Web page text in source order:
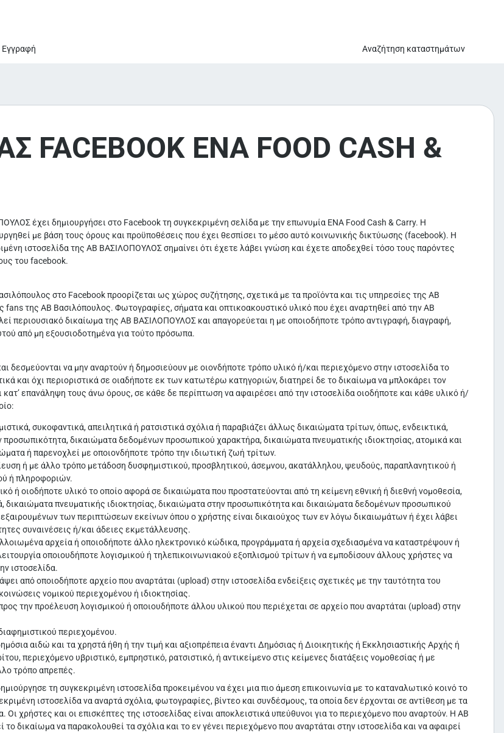
Εγγραφή Αναζήτηση καταστημάτων
FACEBOOK ENA FOOD CASH &
έχει δημιουργήσει στο Facebook τη συγκεκριμένη σελίδα με την επωνυμία ENA Food Cash & Carry. Η
με βάση τους όρους και προϋποθέσεις που έχει θεσπίσει το μέσο αυτό κοινωνικής δικτύωσης (facebook). Η
ιστοσελίδα της ΑΒ ΒΑΣΙΛΟΠΟΥΛΟΣ σημαίνει ότι έχετε λάβει γνώση και έχετε αποδεχθεί τόσο τους παρόντες
του facebook.
στο Facebook προορίζεται ως χώρος συζήτησης, σχετικά με τα προϊόντα και τις υπηρεσίες της ΑΒ
fans της ΑΒ Βασιλόπουλος. Φωτογραφίες, σήματα και οπτικοακουστικό υλικό που έχει αναρτηθεί από την ΑΒ
περιουσιακό δικαίωμα της ΑΒ ΒΑΣΙΛΟΠΟΥΛΟΣ και απαγορεύεται η με οποιοδήποτε τρόπο αντιγραφή, διαγραφή,
από μη εξουσιοδοτημένα για τούτο πρόσωπα.
δεσμεύονται να μην αναρτούν ή δημοσιεύουν με οιονδήποτε τρόπο υλικό ή/και περιεχόμενο στην ιστοσελίδα το
και όχι περιοριστικά σε οιαδήποτε εκ των κατωτέρω κατηγοριών, διατηρεί δε το δικαίωμα να μπλοκάρει τον
κατ’ επανάληψη τους άνω όρους, σε κάθε δε περίπτωση να αφαιρέσει από την ιστοσελίδα οιοδήποτε και κάθε υλικό ή/
συκοφαντικά, απειλητικά ή ρατσιστικά σχόλια ή παραβιάζει άλλως δικαιώματα τρίτων, όπως, ενδεικτικά,
προσωπικότητα, δικαιώματα δεδομένων προσωπικού χαρακτήρα, δικαιώματα πνευματικής ιδιοκτησίας, ατομικά και
ή παρενοχλεί με οποιονδήποτε τρόπο την ιδιωτική ζωή τρίτων.
ή με άλλο τρόπο μετάδοση δυσφημιστικού, προσβλητικού, άσεμνου, ακατάλληλου, ψευδούς, παραπλανητικού ή
ή πληροφοριών.
ή οιοδήποτε υλικό το οποίο αφορά σε δικαιώματα που προστατεύονται από τη κείμενη εθνική ή διεθνή νομοθεσία,
δικαιώματα πνευματικής ιδιοκτησίας, δικαιώματα στην προσωπικότητα και δικαιώματα δεδομένων προσωπικού
των περιπτώσεων εκείνων όπου ο χρήστης είναι δικαιούχος των εν λόγω δικαιωμάτων ή έχει λάβει
συναινέσεις ή/και άδειες εκμετάλλευσης.
αρχεία ή οποιοδήποτε άλλο ηλεκτρονικό κώδικα, προγράμματα ή αρχεία σχεδιασμένα να καταστρέψουν ή
οποιουδήποτε λογισμικού ή τηλεπικοινωνιακού εξοπλισμού τρίτων ή να εμποδίσουν άλλους χρήστες να
ιστοσελίδα.
από οποιοδήποτε αρχείο που αναρτάται (upload) στην ιστοσελίδα ενδείξεις σχετικές με την ταυτότητα του
νομικού περιεχομένου ή ιδιοκτησίας.
την προέλευση λογισμικού ή οποιουδήποτε άλλου υλικού που περιέχεται σε αρχείο που αναρτάται (upload) στην
περιεχομένου.
αιδώ και τα χρηστά ήθη ή την τιμή και αξιοπρέπεια έναντι Δημόσιας ή Διοικητικής ή Εκκλησιαστικής Αρχής ή
περιεχόμενο υβριστικό, εμπρηστικό, ρατσιστικό, ή αντικείμενο στις κείμενες διατάξεις νομοθεσίας ή με
τρόπο απρεπές.
τη συγκεκριμένη ιστοσελίδα προκειμένου να έχει μια πιο άμεση επικοινωνία με το καταναλωτικό κοινό το
ιστοσελίδα να αναρτά σχόλια, φωτογραφίες, βίντεο και συνδέσμους, τα οποία δεν έρχονται σε αντίθεση με τα
χρήστες και οι επισκέπτες της ιστοσελίδας είναι αποκλειστικά υπεύθυνοι για το περιεχόμενο που αναρτούν. Η ΑΒ
το δικαίωμα να παρακολουθεί τα σχόλια και το εν γένει περιεχόμενο που αναρτάται στην ιστοσελίδα και να αφαιρεί